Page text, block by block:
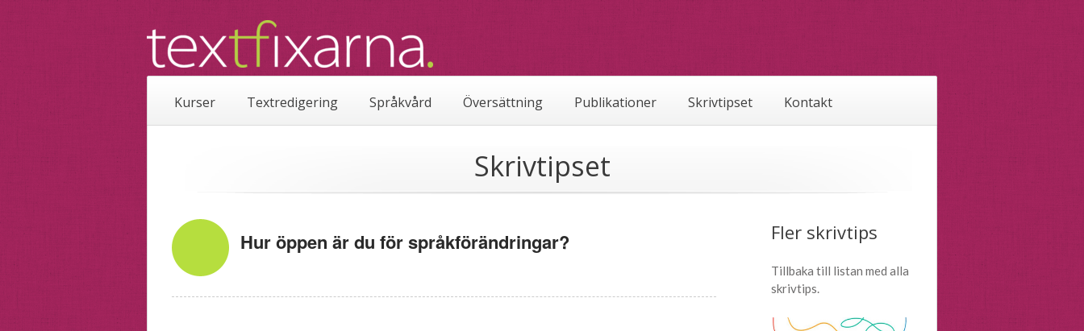
Kurser Textredigering Språkvård Översättning Publikationer Skrivtipset Kontakt
Skrivtipset
Hur öppen är du för språkförändringar? Fler skrivtips
Tillbaka till listan med alla
skrivtips.